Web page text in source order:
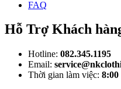
FAQ
Hỗ Trợ Khách
Hotline: 082.345.1195
Email:
Thời gian làm việc: 8:00